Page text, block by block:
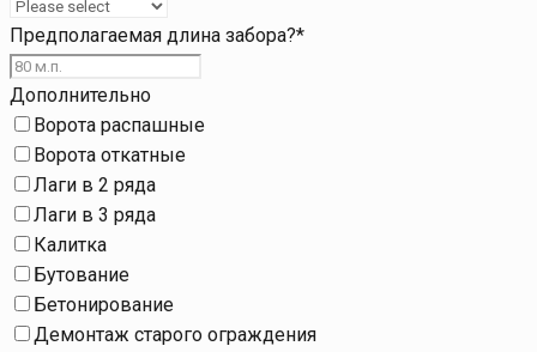
Предполагаемая длина забора?*
Дополнительно
Ворота распашные
Ворота откатные
Лаги в 2 ряда
Лаги в 3 ряда
Калитка
Бутование
Бетонирование
Демонтаж старого ограждения